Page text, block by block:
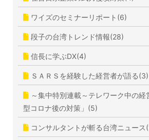
ワイズのセミナーリポート(6)
段子の台湾トレンド情報(28)
信長に学ぶDX(4)
ＳＡＲＳを経験した経営者が語る(3)
～集中特別連載～テレワーク中の
型コロナ後の対策」(5)
コンサルタントが斬る台湾ニュース